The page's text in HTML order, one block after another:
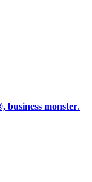
business monster.